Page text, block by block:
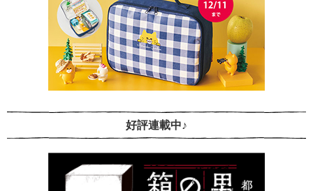
好評連載中♪